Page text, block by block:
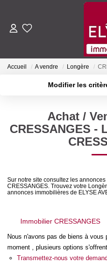
FAIRE
Qui
Nos
Accueil A vendre Longère
Modifier les
Sélectionnez...
Type de bienAchat /
CRESSANGES -
Sur notre site consultez les
CRESSANGES. Trouvez votre
annonces immobilières de ELYSE
Immobilier CRESSANGES
Nous n'avons pas de biens à vous
moment , plusieurs options
Transmettez-nous votre